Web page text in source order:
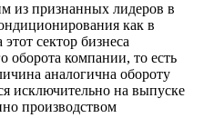
из признанных лидеров в
как в
сектор бизнеса
оборота компании, то есть
аналогична обороту
исключительно на выпуске
производством